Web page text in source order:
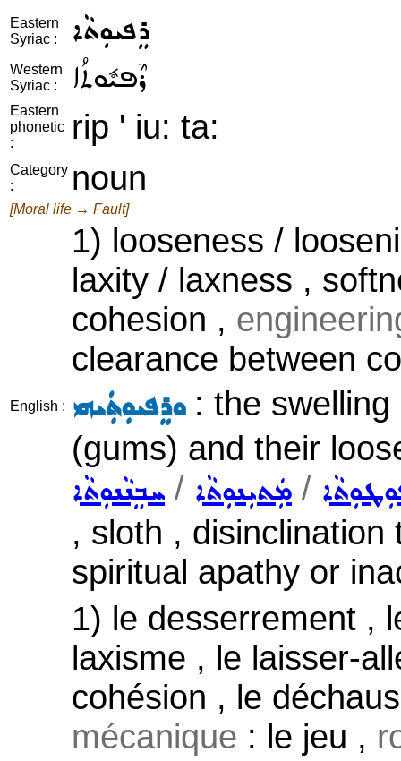
Eastern
Syriac :
ܪܸܦܝܘܼܬܵܐ
Western
Syriac :
ܪܶܦܝܽܘܬܳܐ
Eastern
phonetic
:
rip ' iu: ta:
Category
:
noun
[Moral life → Fault]
English :
1) looseness /
laxity / laxness ,
cohesion ,
clearance between
ܘܪܸܦܝܘܼܬܲܝܗܝ: the swelling
(gums) and their
ܚܒܸܢܵܢܘܼܬܵܐ / ܡܲܬܝܼܢܘܼܬܵܐ /
, sloth ,
spiritual apathy or
1) le desserrement ,
laxisme , le laisser-
cohésion , le
mécanique : le jeu ,